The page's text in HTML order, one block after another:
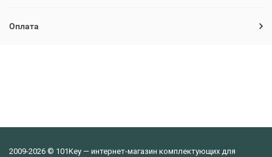
Оплата
2009-2026 © 101Key — интернет-магазин комплектующих для